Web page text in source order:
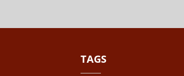
TAGS